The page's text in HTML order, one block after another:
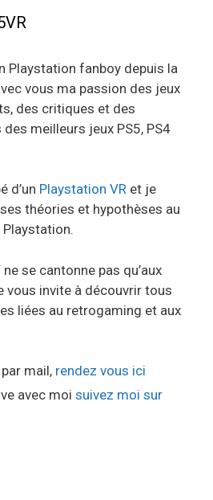
Playstation fanboy depuis la
vous ma passion des jeux
des critiques et des
meilleurs jeux PS5, PS4
d’un Playstation VR et je
théories et hypothèses au
se cantonne pas qu’aux
vous invite à découvrir tous
liées au retrogaming et aux
mail, rendez vous ici
avec moi suivez moi sur